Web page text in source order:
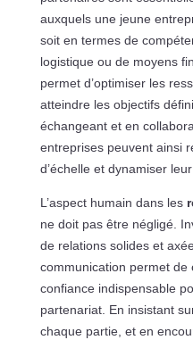
auxquels une jeune
soit en termes de
logistique ou de moyens
permet d’optimiser les
atteindre les objectifs
échangeant et en
entreprises peuvent ainsi
d’échelle et dynamiser
L’aspect humain dans les
ne doit pas être négligé.
de relations solides et
communication permet de
confiance indispensable
partenariat. En insistant
chaque partie, et en